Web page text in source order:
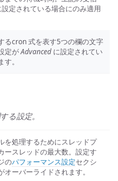
設定されている場合にのみ適用
るcron 式を表す5つの欄の文字
定がAdvanced に設定されてい
。
る設定。
を処理するためにスレッドプ
ースレッドの最大数。設定す
のパフォーマンス設定セクシ
オーバーライドされます。